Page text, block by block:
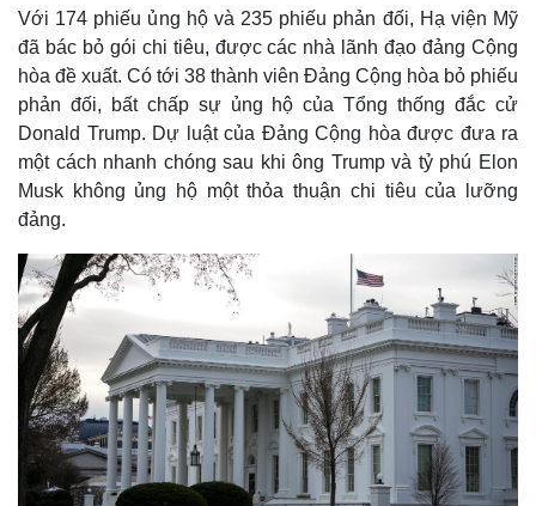
Với 174 phiếu ủng hộ và 235 phiếu phản đối, Hạ viện Mỹ
đã bác bỏ gói chi tiêu, được các nhà lãnh đạo đảng Cộng
hòa đề xuất. Có tới 38 thành viên Đảng Cộng hòa bỏ phiếu
phản đối, bất chấp sự ủng hộ của Tổng thống đắc cử
Donald Trump. Dự luật của Đảng Cộng hòa được đưa ra
một cách nhanh chóng sau khi ông Trump và tỷ phú Elon
Musk không ủng hộ một thỏa thuận chi tiêu của lưỡng
đảng.